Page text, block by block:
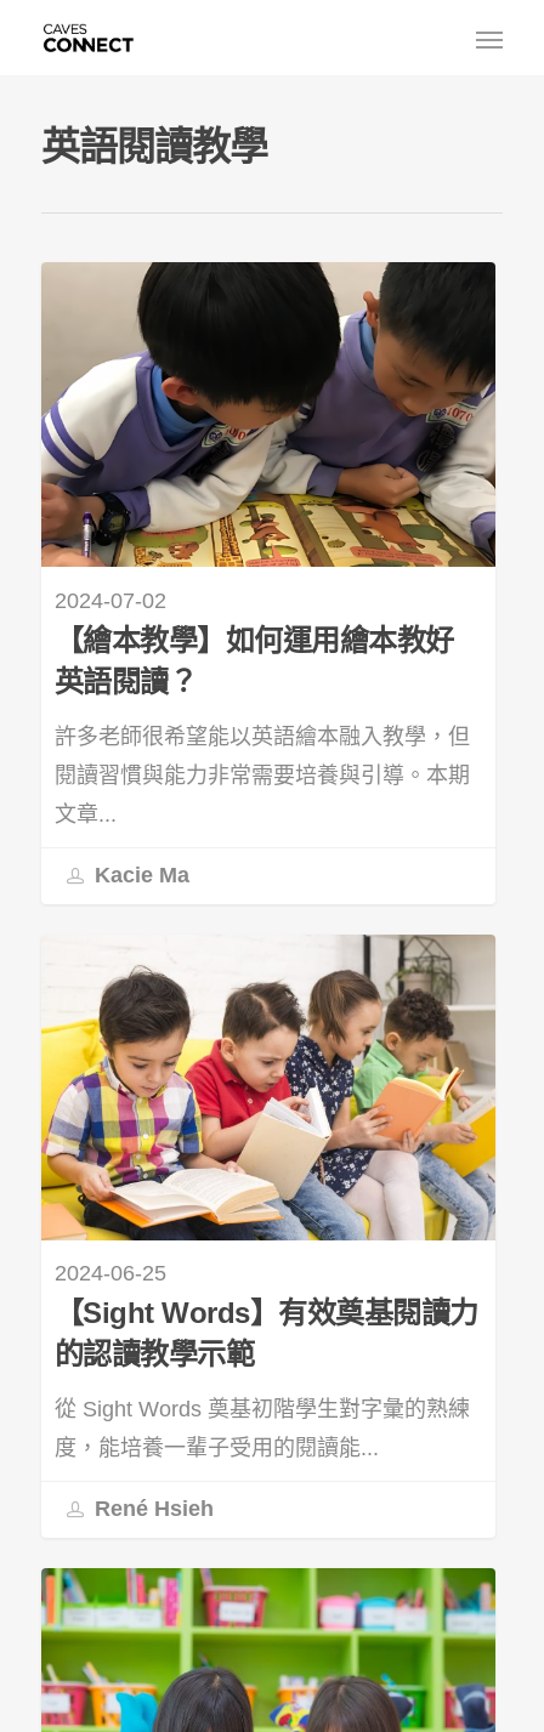
英語閱讀教學
2024-07-02
【繪本教學】如何運用繪本教好
英語閱讀？
許多老師很希望能以英語繪本融入教學，但
閱讀習慣與能力非常需要培養與引導。本期
文章...
Kacie Ma
2024-06-25
【Sight Words】有效奠基閱讀力
的認讀教學示範
從 Sight Words 奠基初階學生對字彙的熟練
度，能培養一輩子受用的閱讀能...
René Hsieh